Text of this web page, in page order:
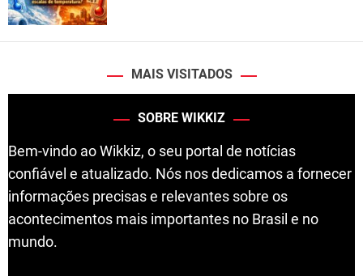
MAIS VISITADOS
SOBRE WIKKIZ
Bem-vindo ao Wikkiz, o seu portal de notícias
confiável e atualizado. Nós nos dedicamos a fornecer
informações precisas e relevantes sobre os
acontecimentos mais importantes no Brasil e no
mundo.